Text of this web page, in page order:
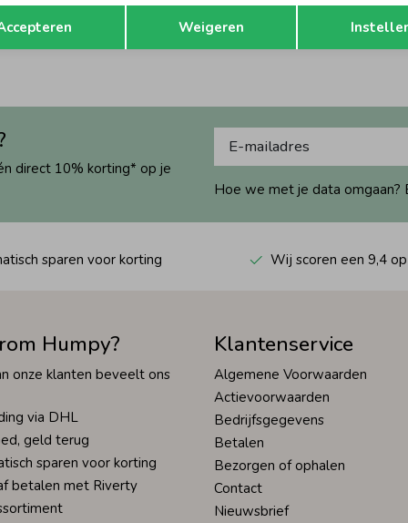
direct 10% korting* op je
Hoe we met je data omgaan?
sparen voor korting Wij scoren een 9,4
Humpy?
onze klanten beveelt ons
via DHL
geld terug
sparen voor korting
betalen met Riverty
Klantenservice
Algemene Voorwaarden
Actievoorwaarden
Bedrijfsgegevens
Betalen
Bezorgen of ophalen
Contact
Nieuwsbrief
Terug Opslaan
Weigeren